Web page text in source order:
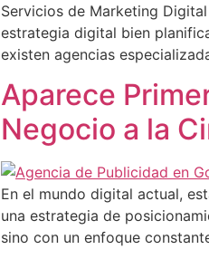
Servicios de Marketing
estrategia digital bien
existen agencias
Aparece
Negocio a la
En el mundo digital actual,
una estrategia de
sino con un enfoque